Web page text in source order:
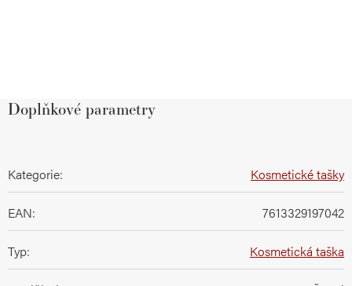
Doplňkové parametry
Kategorie: Kosmetické tašky
EAN: 7613329197042
Typ: Kosmetická taška